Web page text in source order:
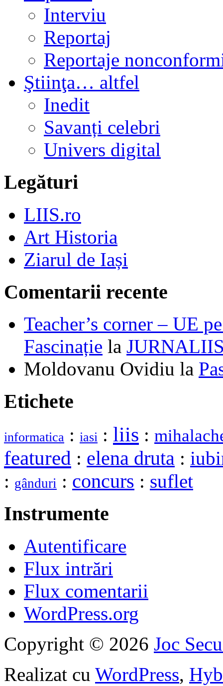
Interviu
Reportaj
Reportaje
Ştiinţa… altfel
Inedit
Savanți celebri
Univers digital
Legături
LIIS.ro
Art Historia
Ziarul de Iași
Comentarii recente
Teacher’s corner – UE
Fascinație la
Moldovanu Ovidiu la
Etichete
informatica : iasi : liis :
featured : elena druta :
: gânduri : concurs : suflet
Instrumente
Autentificare
Flux intrări
Flux comentarii
WordPress.org
Copyright © 2026 Joc
Realizat cu WordPress,